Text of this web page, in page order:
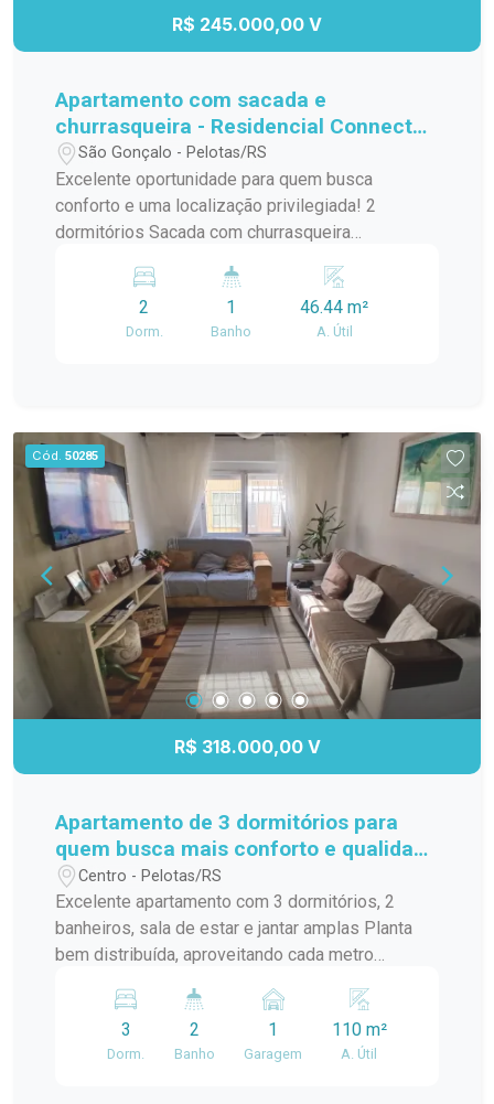
tamanho de terreno e por este valor, são cada
para mais informações e agende sua visita.
R$ 245.000,00 V
Apartamento com sacada e
churrasqueira - Residencial Connect
JkSão Gonçalo - Pelotas/RS
Excelente oportunidade para quem busca
conforto e uma localização privilegiada! 2
dormitórios Sacada com churrasqueira
Supermercado Carrefour Próximo a comércios,
serviços e com fácil acesso às principais vias
Ideal para quem deseja praticidade e qualidade
2
Dorm.
1
Banho
46.44 m²
A. Útil
Cód. 50285
R$ 318.000,00 V
Apartamento de 3 dormitórios para
quem busca mais conforto e qualidade
de vida
Centro - Pelotas/RS
Excelente apartamento com 3 dormitórios, 2
banheiros, sala de estar e jantar amplas Planta
bem distribuída, aproveitando cada metro
naturalmente Cozinha funcional e pratica
Localizado em uma região estratégica,com
fácilacesso a comércios, escolas, transporte
3
Dorm.
2
Banho
1
Garagem
110 m²
A. Útil